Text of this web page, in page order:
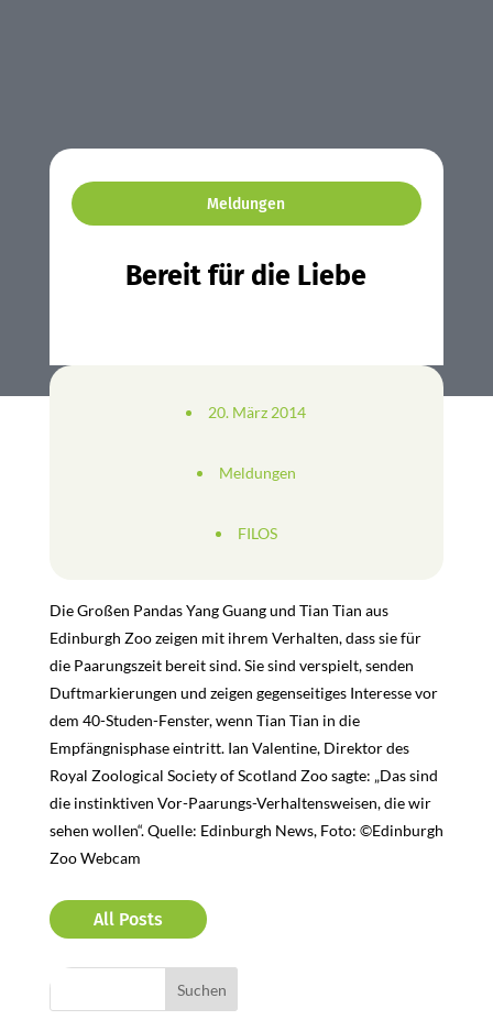
Meldungen
Bereit für die Liebe
20. März 2014
Meldungen
FILOS
Die Großen Pandas Yang Guang und Tian Tian aus
Edinburgh Zoo zeigen mit ihrem Verhalten, dass sie für
die Paarungszeit bereit sind. Sie sind verspielt, senden
Duftmarkierungen und zeigen gegenseitiges Interesse vor
dem 40-Studen-Fenster, wenn Tian Tian in die
Empfängnisphase eintritt. Ian Valentine, Direktor des
Royal Zoological Society of Scotland Zoo sagte: „Das sind
die instinktiven Vor-Paarungs-Verhaltensweisen, die wir
sehen wollen“. Quelle: Edinburgh News, Foto: ©Edinburgh
Zoo Webcam
All Posts